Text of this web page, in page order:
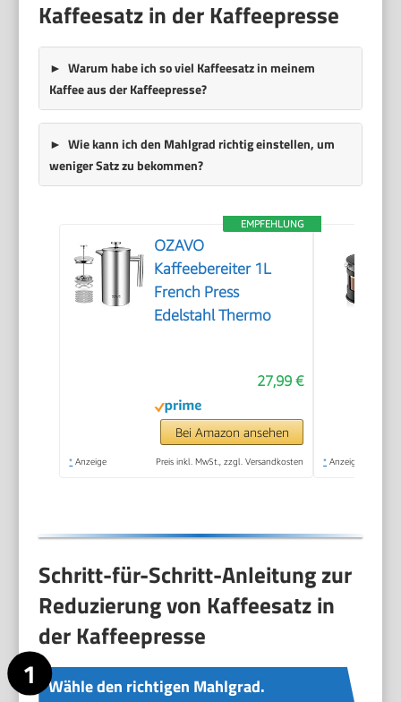
Kaffeesatz in der Kaffeepresse
Warum habe ich so viel Kaffeesatz in meinem
Kaffee aus der Kaffeepresse?
Wie kann ich den Mahlgrad richtig einstellen, um
weniger Satz zu bekommen?
EMPFEHLUNG
OZAVO
Kaffeebereiter 1L
French Press
Edelstahl Thermo
27,99 €
Bei Amazon ansehen
* Anzeige Preis inkl. MwSt., zzgl. Versandkosten * Anzeige
Schritt-für-Schritt-Anleitung zur
Reduzierung von Kaffeesatz in
der Kaffeepresse
Wähle den richtigen Mahlgrad.